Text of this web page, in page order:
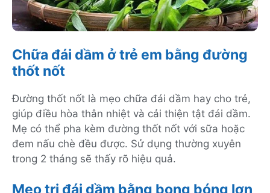
Chữa đái dầm ở trẻ em bằng đường
thốt nốt
Đường thốt nốt là mẹo chữa đái dầm hay cho trẻ,
giúp điều hòa thân nhiệt và cải thiện tật đái dầm.
Mẹ có thể pha kèm đường thốt nốt với sữa hoặc
đem nấu chè đều được. Sử dụng thường xuyên
trong 2 tháng sẽ thấy rõ hiệu quả.
Mẹo trị đái dầm bằng bong bóng lợn